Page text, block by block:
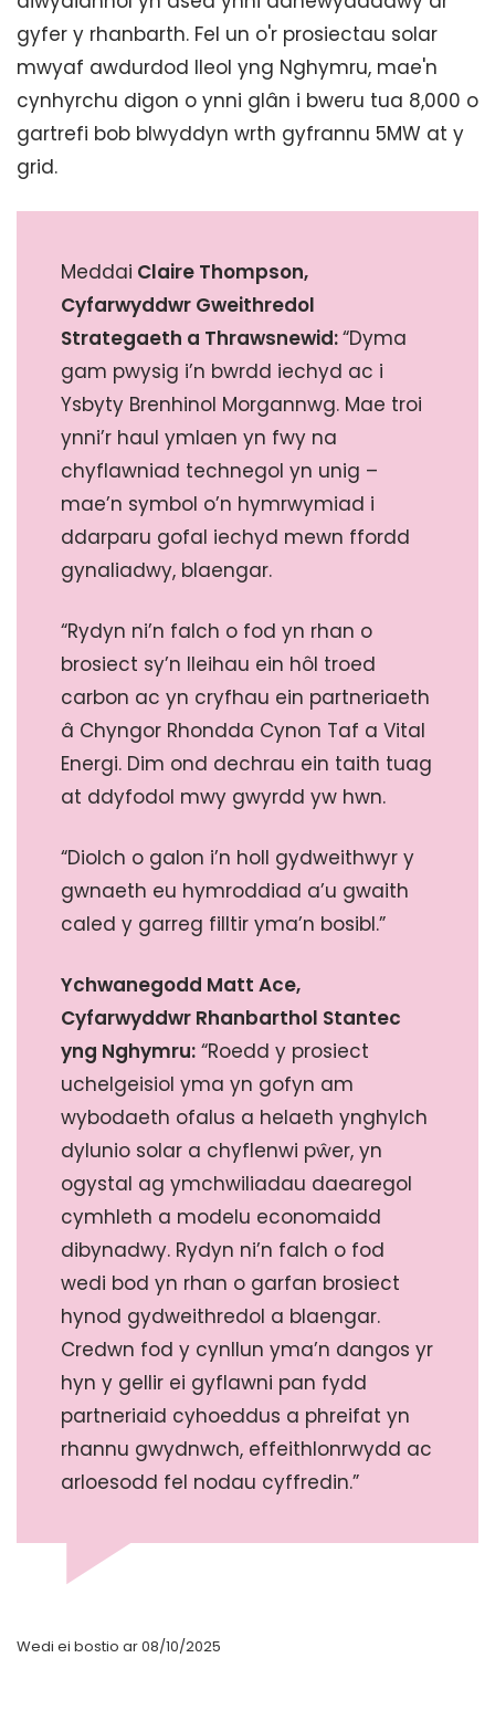
gyfer y rhanbarth. Fel un o'r prosiectau solar
mwyaf awdurdod lleol yng Nghymru, mae'n
cynhyrchu digon o ynni glân i bweru tua 8,000 o
gartrefi bob blwyddyn wrth gyfrannu 5MW at y
grid.
Meddai Claire Thompson,
Cyfarwyddwr Gweithredol
Strategaeth a Thrawsnewid:“Dyma
gam pwysig i’n bwrdd iechyd ac i
Ysbyty Brenhinol Morgannwg. Mae troi
ynni’r haul ymlaen yn fwy na
chyflawniad technegol yn unig –
mae’n symbol o’n hymrwymiad i
ddarparu gofal iechyd mewn ffordd
gynaliadwy, blaengar.
“Rydyn ni’n falch o fod yn rhan o
brosiect sy’n lleihau ein hôl troed
carbon ac yn cryfhau ein partneriaeth
â Chyngor Rhondda Cynon Taf a Vital
Energi. Dim ond dechrau ein taith tuag
at ddyfodol mwy gwyrdd yw hwn.
“Diolch o galon i’n holl gydweithwyr y
gwnaeth eu hymroddiad a’u gwaith
caled y garreg filltir yma’n bosibl.”
Ychwanegodd Matt Ace,
Cyfarwyddwr Rhanbarthol Stantec
yng Nghymru: “Roedd y prosiect
uchelgeisiol yma yn gofyn am
wybodaeth ofalus a helaeth ynghylch
dylunio solar a chyflenwi pŵer, yn
ogystal ag ymchwiliadau daearegol
cymhleth a modelu economaidd
dibynadwy. Rydyn ni’n falch o fod
wedi bod yn rhan o garfan brosiect
hynod gydweithredol a blaengar.
Credwn fod y cynllun yma’n dangos yr
hyn y gellir ei gyflawni pan fydd
partneriaid cyhoeddus a phreifat yn
rhannu gwydnwch, effeithlonrwydd ac
arloesodd fel nodau cyffredin.”
Wedi ei bostio ar 08/10/2025